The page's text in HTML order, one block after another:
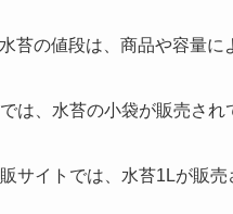
苔の値段は、商品や容量に
は、水苔の小袋が販売され
サイトでは、水苔1Lが販